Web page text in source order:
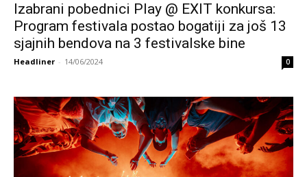
Izabrani pobednici Play @ EXIT konkursa:
Program festivala postao bogatiji za još 13
sjajnih bendova na 3 festivalske bine
Headliner - 14/06/2024 0